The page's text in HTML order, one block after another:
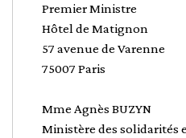
Premier Ministre
Hôtel de Matignon
57 avenue de Varenne
75007 Paris
Mme Agnès BUZYN
Ministère des solidarités